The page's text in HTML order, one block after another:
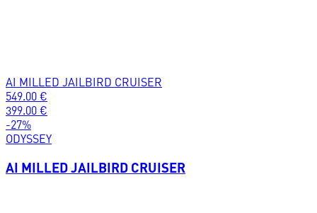
AI MILLED JAILBIRD CRUISER
549.00 €
399.00 €
-27%
ODYSSEY
AI MILLED JAILBIRD CRUISER